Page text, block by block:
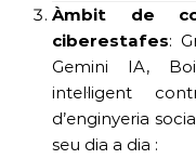
Àmbit de
ciberestafes:
Gemini IA,
intel·ligent
d’enginyeria
seu dia a dia :